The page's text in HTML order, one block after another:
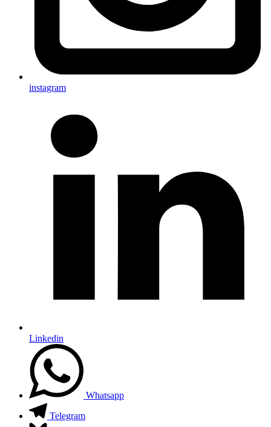
instagram
Linkedin
Whatsapp
Telegram